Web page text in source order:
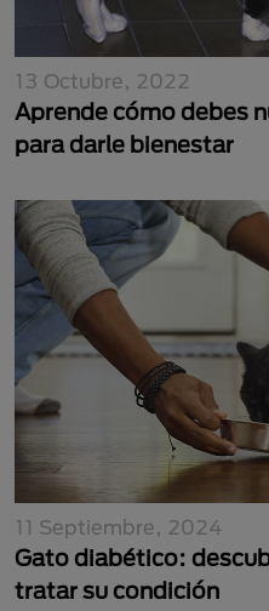
13 Octubre, 2022
Aprende cómo debes
para darle bienestar
11 Septiembre, 2024
Gato diabético:
tratar su condición